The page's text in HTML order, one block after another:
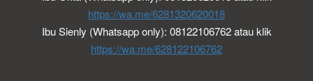
https://wa.me/6281320620018
Ibu Sienly (Whatsapp only): 08122106762 atau klik
https://wa.me/628122106762